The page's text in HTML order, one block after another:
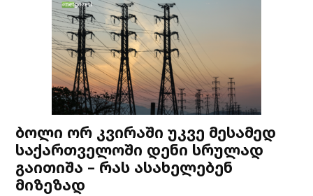
ბოლი ორ კვირაში უკვე მესამედ
საქართველოში დენი სრულად
გაითიშა – რას ასახელებენ
მიზეზად